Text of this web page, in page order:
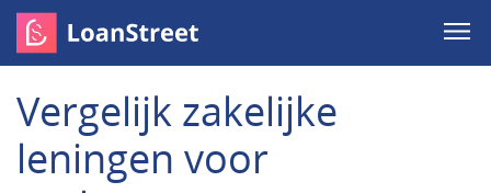
Vergelijk zakelijke
leningen voor